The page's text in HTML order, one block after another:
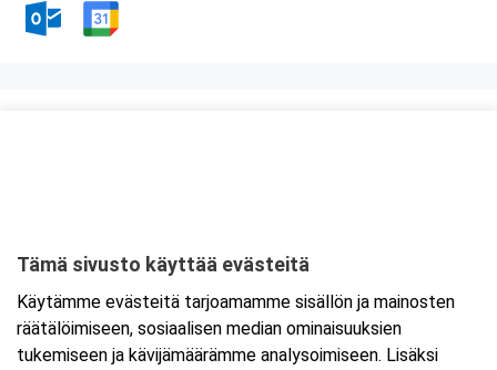
Tarkempi kartta ja ajo-ohjeet
Tämä sivusto käyttää evästeitä
Käytämme evästeitä tarjoamamme sisällön ja mainosten
räätälöimiseen, sosiaalisen median ominaisuuksien
tukemiseen ja kävijämäärämme analysoimiseen. Lisäksi